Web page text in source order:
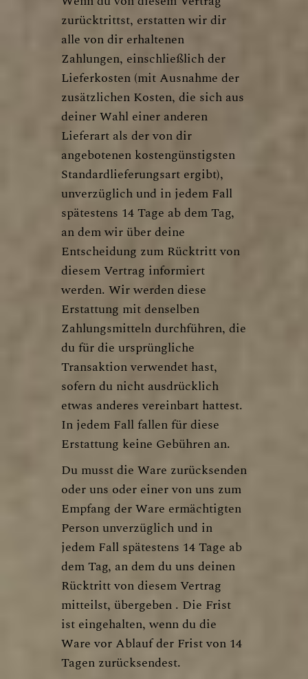
zurücktrittst, erstatten wir dir
alle von dir erhaltenen
Zahlungen, einschließlich der
Lieferkosten (mit Ausnahme der
zusätzlichen Kosten, die sich aus
deiner Wahl einer anderen
Lieferart als der von dir
angebotenen kostengünstigsten
Standardlieferungsart ergibt),
unverzüglich und in jedem Fall
spätestens 14 Tage ab dem Tag,
an dem wir über deine
Entscheidung zum Rücktritt von
diesem Vertrag informiert
werden. Wir werden diese
Erstattung mit denselben
Zahlungsmitteln durchführen, die
du für die ursprüngliche
Transaktion verwendet hast,
sofern du nicht ausdrücklich
etwas anderes vereinbart hattest.
In jedem Fall fallen für diese
Erstattung keine Gebühren an.
Du musst die Ware zurücksenden
oder uns oder einer von uns zum
Empfang der Ware ermächtigten
Person unverzüglich und in
jedem Fall spätestens 14 Tage ab
dem Tag, an dem du uns deinen
Rücktritt von diesem Vertrag
mitteilst, übergeben . Die Frist
ist eingehalten, wenn du die
Ware vor Ablauf der Frist von 14
Tagen zurücksendest.